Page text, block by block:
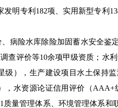
发明专利 182项、实用新型专利
病险水库除险加固蓄水安全鉴
查评价等10余项甲级资质；水
），生产建设项目水土保持
，水资源论证信用评价（AAA+
质量管理体系、环境管理体系和